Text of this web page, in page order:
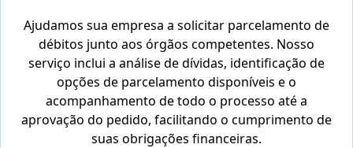
Ajudamos sua empresa a solicitar parcelamento de
débitos junto aos órgãos competentes. Nosso
serviço inclui a análise de dívidas, identificação de
opções de parcelamento disponíveis e o
acompanhamento de todo o processo até a
aprovação do pedido, facilitando o cumprimento de
suas obrigações financeiras.